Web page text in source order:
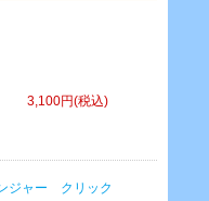
3,100円(税込)
ジャー クリック